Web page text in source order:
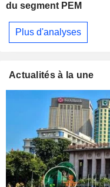
du segment PEM
Plus d'analyses
Actualités à la une